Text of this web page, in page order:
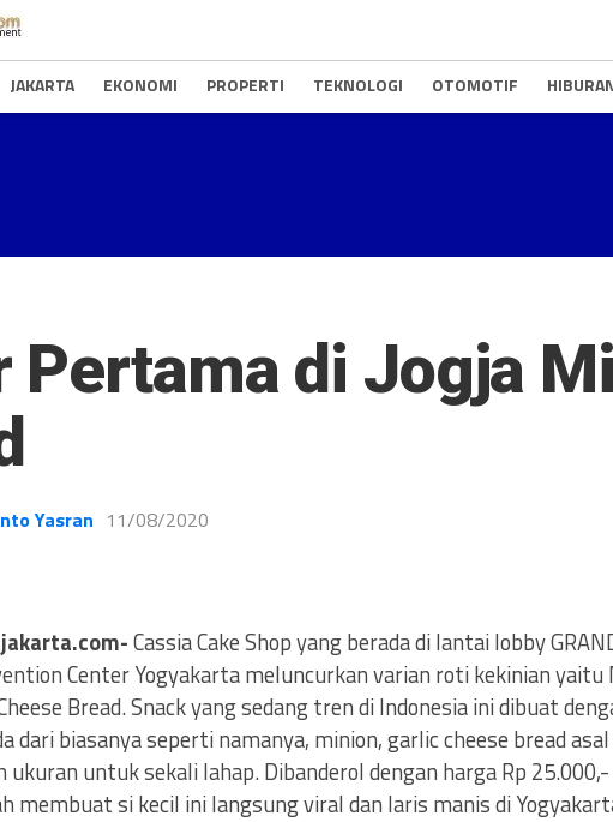
JAKARTA EKONOMI PROPERTI TEKNOLOGI OTOMOTIF
Pertama di Jogja
Yasran 11/08/2020
Cassia Cake Shop yang berada di lantai lobby
Center Yogyakarta meluncurkan varian roti kekinian yaitu
Bread. Snack yang sedang tren di Indonesia ini dibuat
dari biasanya seperti namanya, minion, garlic cheese bread
ukuran untuk sekali lahap. Dibanderol dengan harga Rp
membuat si kecil ini langsung viral dan laris manis di